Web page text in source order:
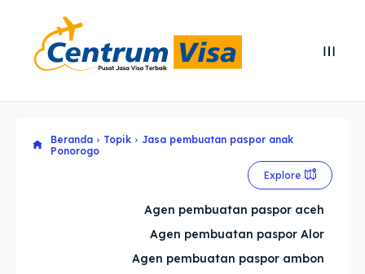
Explore our destinations
Explore our destinations
Beranda Topik
Jasa pembuatan paspor anak
Ponorogo
Explore
Agen pembuatan paspor aceh
Agen pembuatan paspor Alor
Agen pembuatan paspor ambon